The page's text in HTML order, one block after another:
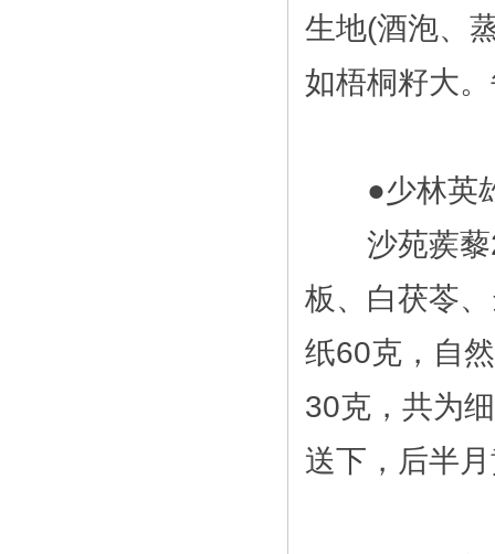
生地(酒泡、
如梧桐籽大
●少林英
沙苑蒺藜
板、白茯苓
纸60克，自
30克，共为
送下，后半